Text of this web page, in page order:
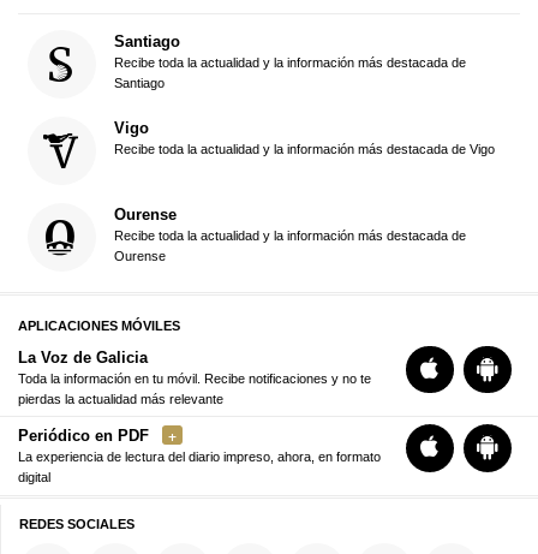
Santiago
Recibe toda la actualidad y la información más destacada de
Santiago
Vigo
Recibe toda la actualidad y la información más destacada de Vigo
Ourense
Recibe toda la actualidad y la información más destacada de
Ourense
APLICACIONES MÓVILES
La Voz de Galicia
Toda la información en tu móvil. Recibe notificaciones y no te
pierdas la actualidad más relevante
Periódico en PDF
La experiencia de lectura del diario impreso, ahora, en formato
digital
REDES SOCIALES